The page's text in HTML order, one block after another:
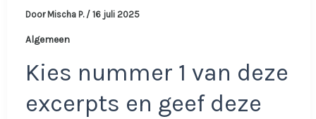
Door Mischa P. / 16 juli 2025
Algemeen
Kies nummer 1 van deze
excerpts en geef deze